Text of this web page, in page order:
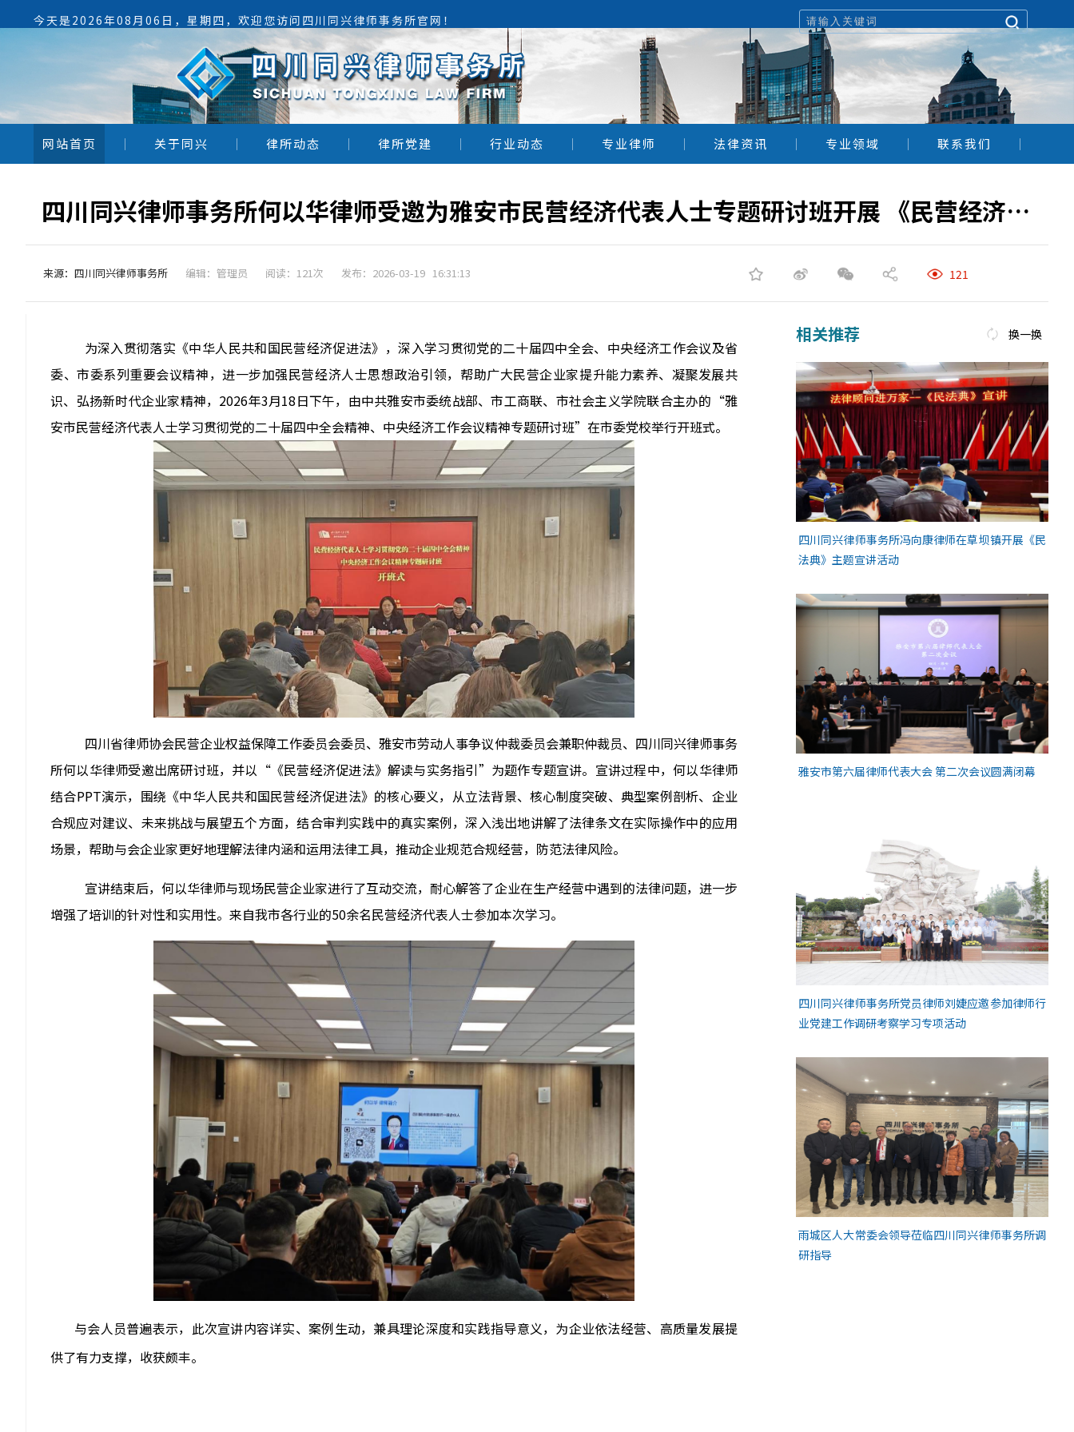
今天是2026年08月06日，星期四，欢迎您访问四川同兴律师事务所官网！
网站首页 关于同兴 律所动态 律所党建 行业动态 专业律师 法律资讯 专业领域 联系我们
四川同兴律师事务所何以华律师受邀为雅安市民营经济代表人士专题研讨班开展 《民营经济促进法》解读与实务宣讲
来源：四川同兴律师事务所 编辑：管理员 阅读：121次 发布：2026-03-19 16:31:13 121
为深入贯彻落实《中华人民共和国民营经济促进法》，深入学习贯彻党的二十届四中全会、中央经济工作会议及省
委、市委系列重要会议精神，进一步加强民营经济人士思想政治引领，帮助广大民营企业家提升能力素养、凝聚发展共
识、弘扬新时代企业家精神，2026年3月18日下午，由中共雅安市委统战部、市工商联、市社会主义学院联合主办的“雅
安市民营经济代表人士学习贯彻党的二十届四中全会精神、中央经济工作会议精神专题研讨班”在市委党校举行开班式。
四川省律师协会民营企业权益保障工作委员会委员、雅安市劳动人事争议仲裁委员会兼职仲裁员、四川同兴律师事务
所何以华律师受邀出席研讨班，并以“《民营经济促进法》解读与实务指引”为题作专题宣讲。宣讲过程中，何以华律师
结合PPT演示，围绕《中华人民共和国民营经济促进法》的核心要义，从立法背景、核心制度突破、典型案例剖析、企业
合规应对建议、未来挑战与展望五个方面，结合审判实践中的真实案例，深入浅出地讲解了法律条文在实际操作中的应用
场景，帮助与会企业家更好地理解法律内涵和运用法律工具，推动企业规范合规经营，防范法律风险。
宣讲结束后，何以华律师与现场民营企业家进行了互动交流，耐心解答了企业在生产经营中遇到的法律问题，进一步
增强了培训的针对性和实用性。来自我市各行业的50余名民营经济代表人士参加本次学习。
与会人员普遍表示，此次宣讲内容详实、案例生动，兼具理论深度和实践指导意义，为企业依法经营、高质量发展提
供了有力支撑，收获颇丰。
相关推荐 换一换
四川同兴律师事务所冯向康律师在草坝镇开展《民
法典》主题宣讲活动
雅安市第六届律师代表大会 第二次会议圆满闭幕
四川同兴律师事务所党员律师刘婕应邀参加律师行
业党建工作调研考察学习专项活动
雨城区人大常委会领导莅临四川同兴律师事务所调
研指导